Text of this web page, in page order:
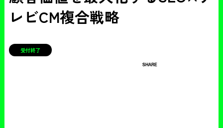
レビCM複合戦略
受付終了
SHARE